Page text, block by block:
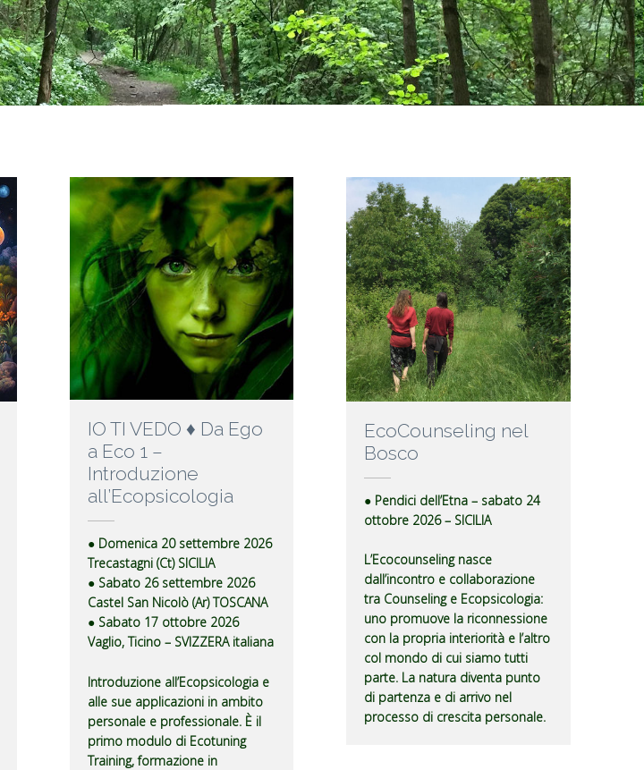
IO TI VEDO ♦ Da Ego
a Eco 1 –
Introduzione
all’Ecopsicologia
● Domenica 20 settembre 2026
Trecastagni (Ct) SICILIA
● Sabato 26 settembre 2026
Castel San Nicolò (Ar) TOSCANA
● Sabato 17 ottobre 2026
Vaglio, Ticino – SVIZZERA italiana
Introduzione all’Ecopsicologia e
alle sue applicazioni in ambito
personale e professionale. È il
primo modulo di Ecotuning
Training, formazione in
EcoCounseling nel
Bosco
● Pendici dell’Etna – sabato 24
ottobre 2026 – SICILIA
L’Ecocounseling nasce
dall’incontro e collaborazione
tra Counseling e Ecopsicologia:
uno promuove la riconnessione
con la propria interiorità e l’altro
col mondo di cui siamo tutti
parte. La natura diventa punto
di partenza e di arrivo nel
processo di crescita personale.